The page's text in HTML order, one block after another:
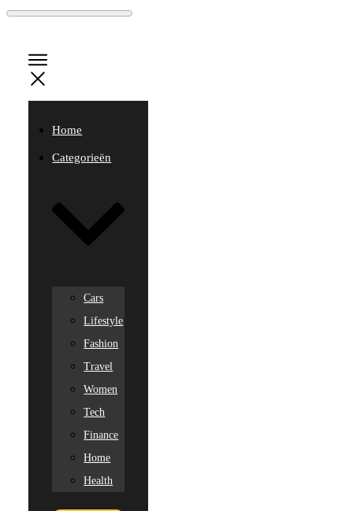
Home
Categorieën
Cars
Lifestyle
Fashion
Travel
Women
Tech
Finance
Home
Health